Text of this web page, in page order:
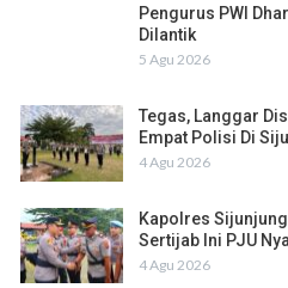
Pengurus PWI
Dilantik
5 Agu 2026
Tegas, Langgar
Empat Polisi Di
4 Agu 2026
Kapolres
Sertijab Ini PJU Nya
4 Agu 2026